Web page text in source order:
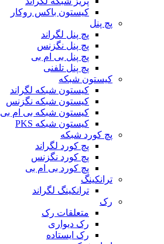
کیستون باکس روکار
پچ پنل
پچ پنل لگراند
پچ پنل نگزنس
پچ پنل بی ام بی
پچ پنل تلفنی
کیستون شبکه
کیستون شبکه لگراند
کیستون شبکه نگزنس
کیستون شبکه بی ام بی
کیستون شبکه PKS
پچ کورد شبکه
پچ کورد لگراند
پچ کورد نگزنس
پچ کورد بی ام بی
ترانکینگ
ترانکینگ لگراند
رک
متعلقات رک
رک دیواری
رک ایستاده